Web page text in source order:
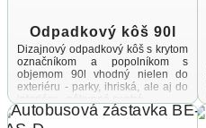
Odpadkový kôš 90l
Dizajnový odpadkový kôš s krytom
označníkom a popolníkom s
objemom 90l vhodný nielen do
exteriéru - parky, ihriská, ale aj do